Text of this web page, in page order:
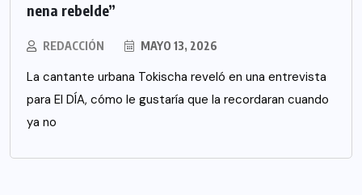
nena rebelde”
REDACCIÓN MAYO 13, 2026
La cantante urbana Tokischa reveló en una entrevista
para El DÍA, cómo le gustaría que la recordaran cuando
ya no